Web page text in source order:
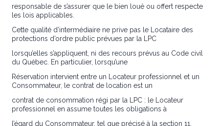
responsable de s’assurer que le bien loué ou offert respecte
les lois applicables.
Cette qualité d’intermédiaire ne prive pas le Locataire des
protections d’ordre public prévues par la LPC
lorsqu’elles s’appliquent, ni des recours prévus au Code civil
du Québec. En particulier, lorsqu’une
Réservation intervient entre un Locateur professionnel et un
Consommateur, le contrat de location est un
contrat de consommation régi par la LPC : le Locateur
professionnel en assume toutes les obligations à
l’égard du Consommateur, tel que précisé à la section 11.